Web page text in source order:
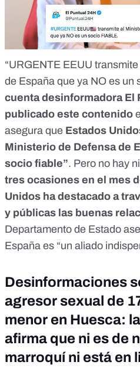
“URGENTE EEUU
de España que ya NO es un
cuenta desinformadora El
publicado este contenido
asegura que Estados
Ministerio de Defensa de
socio fiable”. Pero no hay
tres ocasiones en el mes
Unidos ha destacado a
y públicas las buenas
Departamento de Estado
España es “un aliado
Desinformaciones
agresor sexual de
menor en Huesca:
afirma que ni es de
marroquí ni está en